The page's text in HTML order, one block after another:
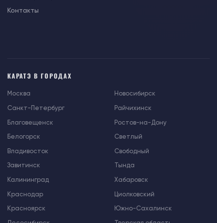
Контакты
КАРАТЭ В ГОРОДАХ
Москва
Санкт-Петербург
Благовещенск
Белогорск
Владивосток
Завитинск
Калининград
Краснодар
Красноярск
Новосибирск
Райчихинск
Ростов-на-Дону
Светлый
Свободный
Тында
Хабаровск
Циолковский
Южно-Сахалинск